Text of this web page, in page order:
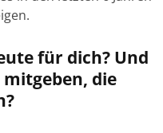
für dich? Und
die